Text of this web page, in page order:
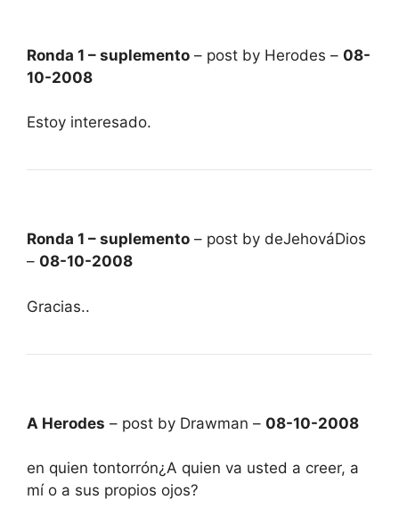
Ronda 1 – suplemento – post by Herodes – 08-
10-2008
Estoy interesado.
Ronda 1 – suplemento – post by deJehováDios
– 08-10-2008
Gracias..
A Herodes – post by Drawman – 08-10-2008
en quien tontorrón¿A quien va usted a creer, a
mí o a sus propios ojos?